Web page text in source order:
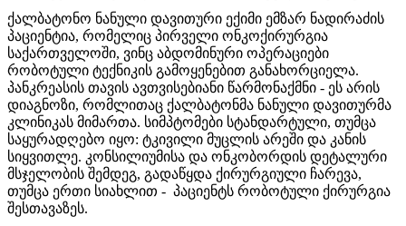
ქალბატონო ნანული დავითური ექიმი ემზარ ნადირაძის
პაციენტია, რომელიც პირველი ონკოქირურგია
საქართველოში, ვინც აბდომინური ოპერაციები
რობოტული ტექნიკის გამოყენებით განახორციელა.
პანკრეასის თავის ავთვისებიანი წარმონაქმნი - ეს არის
დიაგნოზი, რომლითაც ქალბატონმა ნანული დავითურმა
კლინიკას მიმართა. სიმპტომები სტანდარტული, თუმცა
საყურადღებო იყო: ტკივილი მუცლის არეში და კანის
სიყვითლე. კონსილიუმისა და ონკობორდის დეტალური
მსჯელობის შემდეგ, გადაწყდა ქირურგიული ჩარევა,
თუმცა ერთი სიახლით - პაციენტს რობოტული ქირურგია
შესთავაზეს.